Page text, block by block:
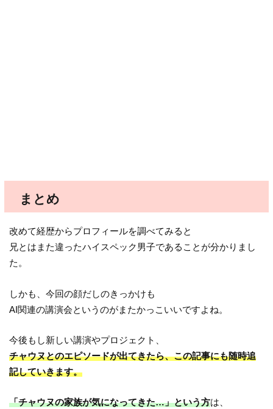
まとめ
改めて経歴からプロフィールを調べてみると
兄とはまた違ったハイスペック男子であることが分かりまし
た。
しかも、今回の顔だしのきっかけも
AI関連の講演会というのがまたかっこいいですよね。
今後もし新しい講演やプロジェクト、
チャウヌとのエピソードが出てきたら、この記事にも随時追
記していきます。
「チャウヌの家族が気になってきた…」という方は、